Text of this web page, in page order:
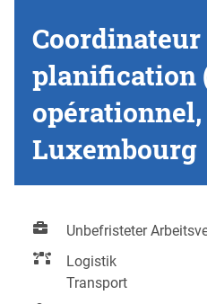
Coordinateur
planification
opérationnel,
Luxembourg
Unbefristeter
Logistik
Transport